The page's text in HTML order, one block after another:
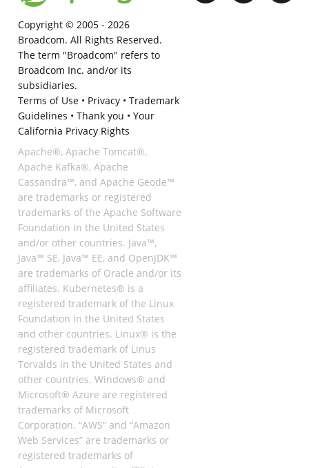
Copyright © 2005 - 2026
Broadcom. All Rights Reserved.
The term "Broadcom" refers to
Broadcom Inc. and/or its
subsidiaries.
Terms of Use• Privacy• Trademark
Guidelines • Thank you • Your
California Privacy Rights
Apache®, Apache Tomcat®,
Apache Kafka®, Apache
Cassandra™, and Apache Geode™
are trademarks or registered
trademarks of the Apache Software
Foundation in the United States
and/or other countries. Java™,
Java™ SE, Java™ EE, and OpenJDK™
are trademarks of Oracle and/or its
affiliates. Kubernetes® is a
registered trademark of the Linux
Foundation in the United States
and other countries. Linux® is the
registered trademark of Linus
Torvalds in the United States and
other countries. Windows® and
Microsoft® Azure are registered
trademarks of Microsoft
Corporation. “AWS” and “Amazon
Web Services” are trademarks or
registered trademarks of